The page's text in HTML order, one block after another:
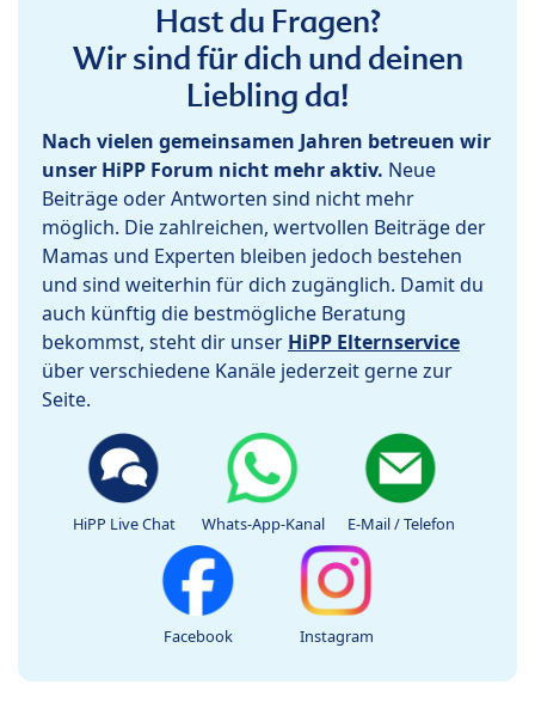
Hast du Fragen?
Wir sind für dich und deinen
Liebling da!
Nach vielen gemeinsamen Jahren betreuen wir
unser HiPP Forum nicht mehr aktiv. Neue
Beiträge oder Antworten sind nicht mehr
möglich. Die zahlreichen, wertvollen Beiträge der
Mamas und Experten bleiben jedoch bestehen
und sind weiterhin für dich zugänglich. Damit du
auch künftig die bestmögliche Beratung
bekommst, steht dir unser HiPP Elternservice
über verschiedene Kanäle jederzeit gerne zur
Seite.
HiPP Live Chat Whats-App-Kanal E-Mail / Telefon
Facebook Instagram